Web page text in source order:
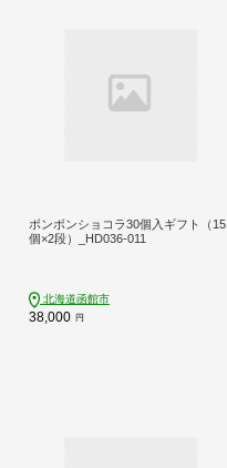
ボンボンショコラ30個入ギフト（15
個×2段）_HD036-011
北海道函館市
38,000 円